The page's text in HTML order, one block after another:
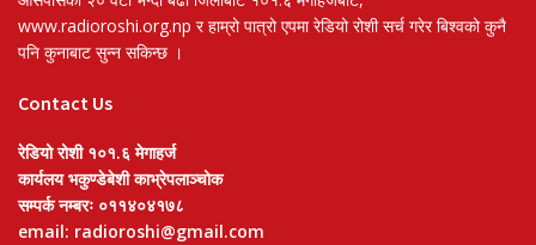
www.radioroshi.org.np र हाम्रो पात्रो एपमा रेडियो रोशी सर्च गरेर बिश्वको कुनै
पनि कुनाबाट सुन्न सकिन्छ ।
Contact Us
रेडियो रोशी १०१.६ मेगाहर्ज
कार्यलय भकुण्डेबेशी काभ्रेपलाञ्चोक
सम्पर्क नम्बरः ०११४०४१७८
email: radioroshi@gmail.com